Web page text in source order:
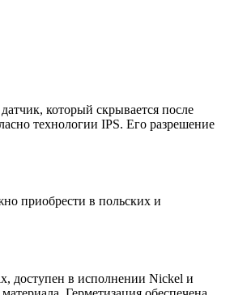
который скрывается после
технологии IPS. Его разрешение
приобрести в польских и
доступен в исполнении Nickel и